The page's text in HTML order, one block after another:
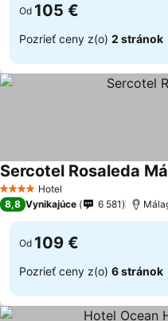
Od 105 €
Pozrieť ceny z(o) 2 stránok
4 Počet hviezdičiek
Hotel
Sercotel Rosaleda
8,8 Vynikajúce 6 581
Od 109 €
Pozrieť ceny z(o) 6 stránok